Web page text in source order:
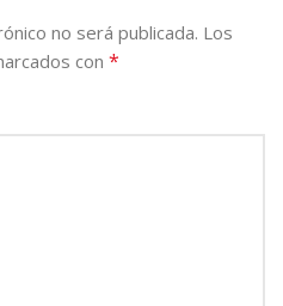
no será publicada. Los
con *